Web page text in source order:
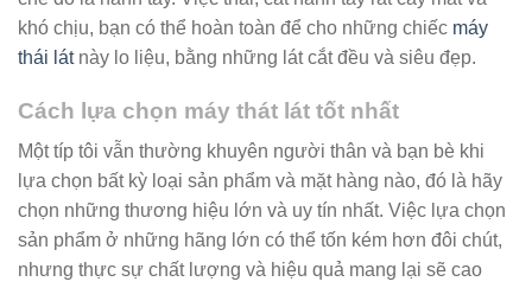
khó chịu, bạn có thể hoàn toàn để cho những chiếc máy
thái látnày lo liệu, bằng những lát cắt đều và siêu đẹp.
Cách lựa chọn máy thát lát tốt nhất
Một típ tôi vẫn thường khuyên người thân và bạn bè khi
lựa chọn bất kỳ loại sản phẩm và mặt hàng nào, đó là hãy
chọn những thương hiệu lớn và uy tín nhất. Việc lựa chọn
sản phẩm ở những hãng lớn có thể tốn kém hơn đôi chút,
nhưng thực sự chất lượng và hiệu quả mang lại sẽ cao